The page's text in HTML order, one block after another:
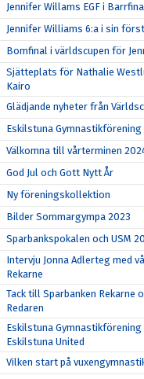
Jennifer Willams EGF i
Jennifer Williams 6:a i sin
Bomfinal i världscupen för
Sjätteplats för Nathalie
Kairo
Glädjande nyheter från
Eskilstuna
Välkomna till vårterminen
God Jul och Gott Nytt År
Ny föreningskollektion
Bilder Sommargympa 2023
Sparbankspokalen och USM
Intervju Jonna Adlerteg med
Rekarne
Tack till Sparbanken Rekarne
Redaren
Eskilstuna
Eskilstuna United
Vilken start på